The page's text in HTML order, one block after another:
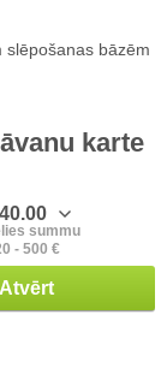
slēpošanas bāzēm
karte
summu
- 500 €
Atvērt